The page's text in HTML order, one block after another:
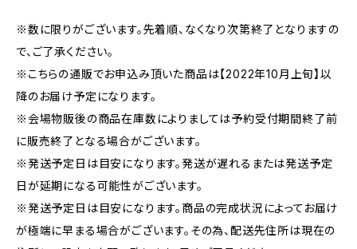
※数に限りがございます。先着順、なくなり次第終了となりますの
で、ご了承ください。
※こちらの通販でお申込み頂いた商品は【2022年10月上旬】以
降のお届け予定になります。
※会場物販後の商品在庫数によりましては予約受付期間終了前
に販売終了となる場合がございます。
※発送予定日は目安になります。発送が遅れるまたは発送予定
日が延期になる可能性がございます。
※発送予定日は目安になります。商品の完成状況によってお届け
が極端に早まる場合がございます。その為、配送先住所は現在の